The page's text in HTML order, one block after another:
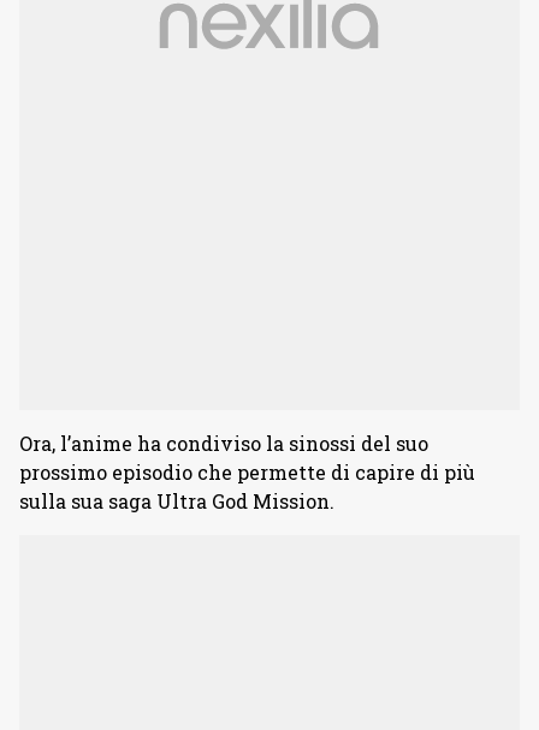
Ora, l’anime ha condiviso la sinossi del suo
prossimo episodio che permette di capire di più
sulla sua saga Ultra God Mission.